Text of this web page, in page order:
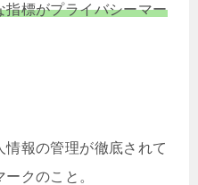
指標がプライバシーマー
報の管理が徹底されて
クのこと。